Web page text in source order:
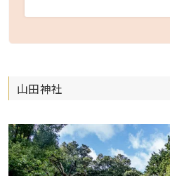
山田神社